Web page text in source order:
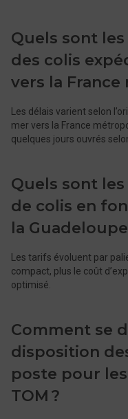
Quels sont
des colis
vers la
Les délais varient selon
mer vers la France
quelques jours ouvrés
Quels sont
de colis en
la Guadeloupe
Les tarifs évoluent par
compact, plus le coût
optimisé.
Comment se
disposition
poste pour
TOM ?